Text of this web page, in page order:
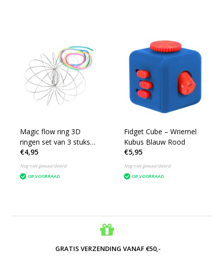
Magic flow ring 3D
ringen set van 3 stuks
6cm
€4,95
Nog niet gewaardeerd
OP VOORRAAD
Fidget Cube – Wriemel
Kubus Blauw Rood
€5,95
Nog niet gewaardeerd
OP VOORRAAD
GRATIS VERZENDING VANAF €50,-